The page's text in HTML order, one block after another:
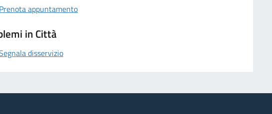
appuntamento
in Città
disservizio